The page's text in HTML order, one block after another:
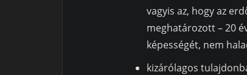
vagyis az, hogy az
meghatározott – 20
képességét, nem
kizárólagos